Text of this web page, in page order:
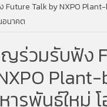
Future Talk by NXPO
อนาคต
ญร่วมรับฟัง
ารพันธุ์ใหม่